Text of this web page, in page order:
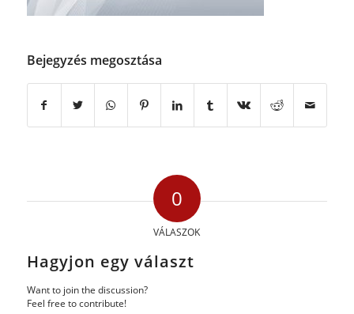
Bejegyzés megosztása
0
VÁLASZOK
Hagyjon egy választ
Want to join the discussion?
Feel free to contribute!